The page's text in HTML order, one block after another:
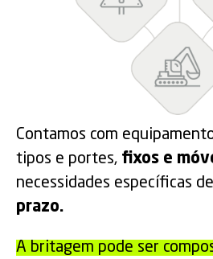
Contamos com
tipos e portes, fixos e
necessidades específicas de
prazo.
A britagem pode ser